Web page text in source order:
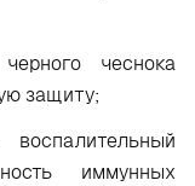
чеснока
защиту;
иммунных